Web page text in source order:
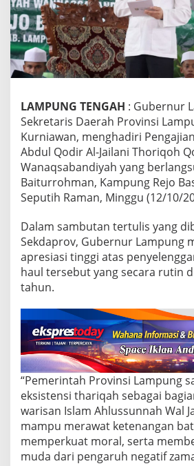
r
s
e
l
a
k
s
a
n
a
n
H
a
u
l
a
i
k
h
A
b
d
u
Q
o
d
i
LAMPUNG TENGAH : Gubernur
Sekretaris Daerah Provinsi
Kurniawan, menghadiri
Abdul Qodir Al-Jailani Thoriqoh
Wanaqsabandiyah yang
Baiturrohman, Kampung Rejo
Seputih Raman, Minggu (12/10/
Dalam sambutan tertulis yang
Sekdaprov, Gubernur Lampung
apresiasi tinggi atas
haul tersebut yang secara rutin
tahun.
“Pemerintah Provinsi Lampung
eksistensi thariqah sebagai
warisan Islam Ahlussunnah Wal
mampu merawat ketenangan
memperkuat moral, serta
muda dari pengaruh negatif